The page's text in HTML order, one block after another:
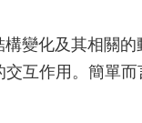
變化及其相關
互作用。簡單